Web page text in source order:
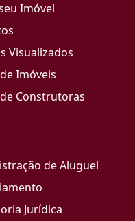
Imóvel
Visualizados
Imóveis
Construtoras
de Aluguel
Jurídica